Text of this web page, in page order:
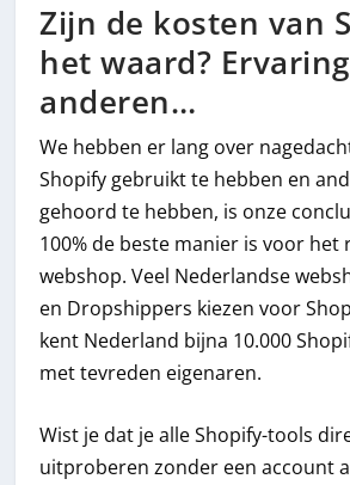
Zijn de kosten van
het waard?
anderen…
We hebben er lang over
Shopify gebruikt te hebben en
gehoord te hebben, is onze
100% de beste manier is voor het
webshop. Veel Nederlandse
en Dropshippers kiezen voor
kent Nederland bijna 10.000
met tevreden eigenaren.
Wist je dat je alle Shopify-tools
uitproberen zonder een account